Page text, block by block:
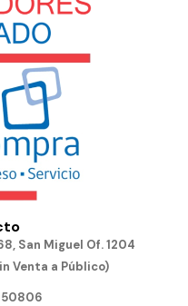
San Miguel Of. 1204
Venta a Público)